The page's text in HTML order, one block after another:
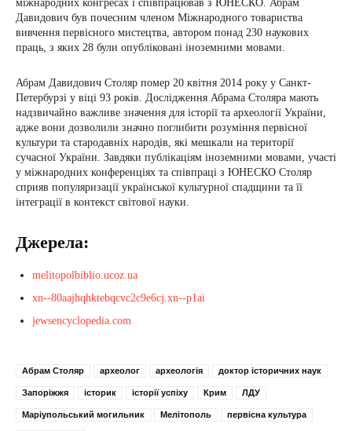
міжнародних конгресах і співпрацював з ЮНЕСКО. Абрам
Давидович був почесним членом Міжнародного товариства
вивчення первісного мистецтва, автором понад 230 наукових
праць, з яких 28 були опубліковані іноземними мовами.
Абрам Давидович Столяр помер 20 квітня 2014 року у Санкт-
Петербурзі у віці 93 років. Дослідження Абрама Столяра мають
надзвичайно важливе значення для історії та археології України,
адже вони дозволили значно поглибити розуміння первісної
культури та стародавніх народів, які мешкали на території
сучасної України. Завдяки публікаціям іноземними мовами, участі
у міжнародних конференціях та співпраці з ЮНЕСКО Столяр
сприяв популяризації української культурної спадщини та її
інтеграції в контекст світової науки.
Джерела:
melitopolbiblio.ucoz.ua
xn--80aajhqhktebqcvc2c9e6cj.xn--p1ai
jewsencyclopedia.com
Абрам Столяр археолог археологія доктор історичних наук
Запоріжжя історик історії успіху Крим ЛДУ
Маріупольський могильник Мелітополь первісна культура